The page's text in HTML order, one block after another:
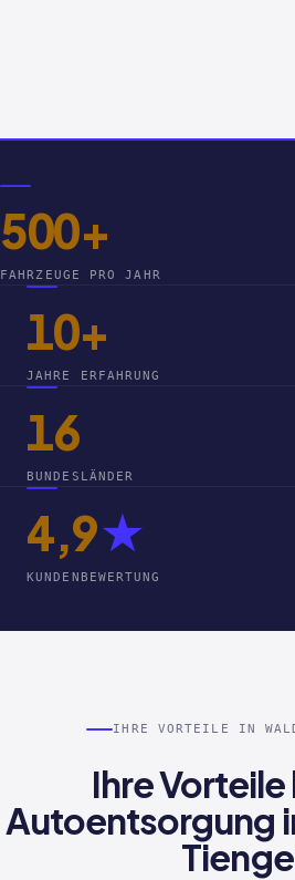
500+
FAHRZEUGE PRO JAHR
10+
JAHRE ERFAHRUNG
16
BUNDESLÄNDER
4,9★
KUNDENBEWERTUNG
IHRE VORTEILE IN
Ihre
Autoentsorgung